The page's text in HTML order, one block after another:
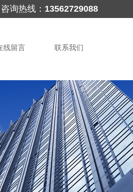
咨询热线： 13562729088
线留言 联系我们